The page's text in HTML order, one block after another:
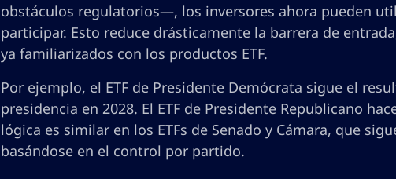
obstáculos regulatorios—, los inversores ahora pueden
participar. Esto reduce drásticamente la barrera de
ya familiarizados con los productos ETF.
Por ejemplo, el ETF de Presidente Demócrata sigue el
presidencia en 2028. El ETF de Presidente Republicano
lógica es similar en los ETFs de Senado y Cámara, que
basándose en el control por partido.